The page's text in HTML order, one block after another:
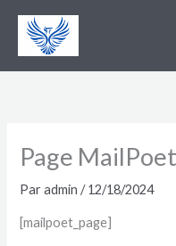
contenu
Page MailPoet
Paradmin/12/18/2024
[mailpoet_page]